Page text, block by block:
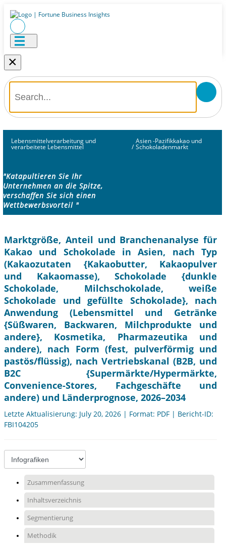
×
Lebensmittelverarbeitung und
verarbeitete Lebensmittel /
Asien -Pazifikkakao und
Schokoladenmarkt
"Katapultieren Sie Ihr
Unternehmen an die Spitze,
verschaffen Sie sich einen
Wettbewerbsvorteil "
Marktgröße, Anteil und Branchenanalyse für
Kakao und Schokolade in Asien, nach Typ
(Kakaozutaten {Kakaobutter, Kakaopulver
und Kakaomasse), Schokolade {dunkle
Schokolade, Milchschokolade, weiße
Schokolade und gefüllte Schokolade}, nach
Anwendung (Lebensmittel und Getränke
{Süßwaren, Backwaren, Milchprodukte und
andere}, Kosmetika, Pharmazeutika und
andere), nach Form (fest, pulverförmig und
pastös/flüssig), nach Vertriebskanal (B2B, und
B2C {Supermärkte/Hypermärkte,
Convenience-Stores, Fachgeschäfte und
andere) und Länderprognose, 2026–2034
Letzte Aktualisierung: July 20, 2026 | Format: PDF | Bericht-ID:
FBI104205
Zusammenfassung
Inhaltsverzeichnis
Segmentierung
Methodik